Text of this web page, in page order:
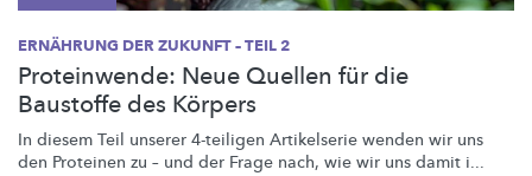
ERNÄHRUNG DER ZUKUNFT – TEIL 2
Proteinwende: Neue Quellen für die
Baustoffe des Körpers
In diesem Teil unserer 4-teiligen Artikelserie wenden wir uns
den Proteinen zu – und der Frage nach, wie wir uns damit i...